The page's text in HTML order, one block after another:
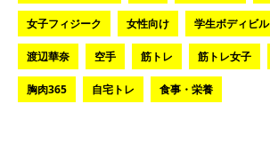
女子フィジーク 女性向け 学生ボディビル
渡辺華奈 空手 筋トレ 筋トレ女子
胸肉365 自宅トレ 食事・栄養